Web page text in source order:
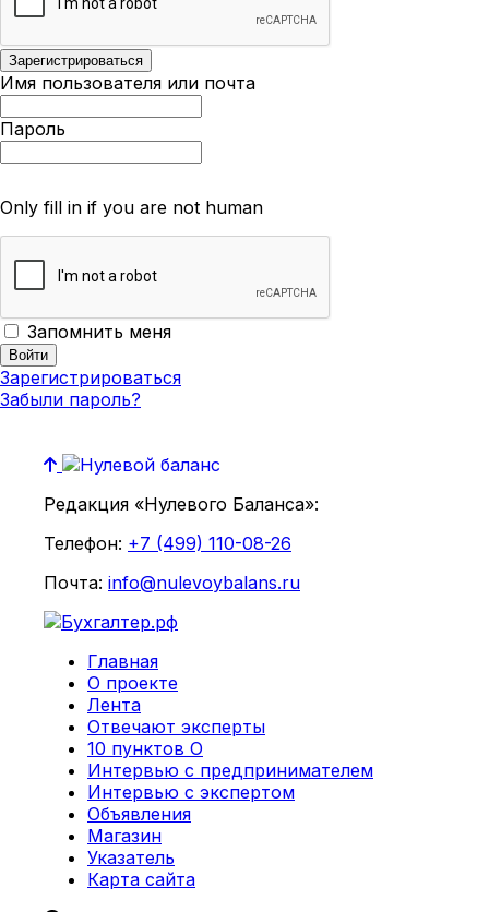
Имя пользователя или почта
Пароль
Only fill in if you are not human
Запомнить меня
Зарегистрироваться
Забыли пароль?
Редакция «Нулевого Баланса»:
Телефон: +7 (499) 110-08-26
Почта: info@nulevoybalans.ru
Главная
О проекте
Лента
Отвечают эксперты
10 пунктов О
Интервью с предпринимателем
Интервью с экспертом
Объявления
Магазин
Указатель
Карта сайта